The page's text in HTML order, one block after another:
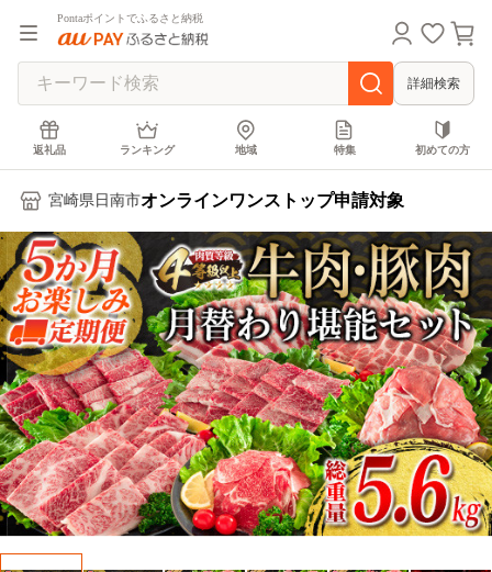
Pontaポイントでふるさと納税
詳細検索
返礼品 ランキング 地域 特集 初めての方
宮崎県日南市オンラインワンストップ申請対象